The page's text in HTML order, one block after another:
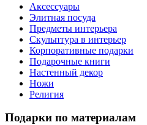
Аксессуары
Элитная посуда
Предметы интерьера
Скульптура в интерьер
Корпоративные подарки
Подарочные книги
Настенный декор
Ножи
Религия
Подарки по материалам